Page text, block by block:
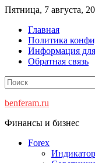
Перейти
содержимому
Пятница, 7 августа,
Главная
Политика
Информация для
Обратная связь
benferam.ru
Финансы и бизнес
Forex